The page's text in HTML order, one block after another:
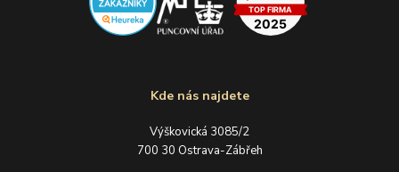
Kde nás najdete
Výškovická 3085/2
700 30 Ostrava-Zábřeh